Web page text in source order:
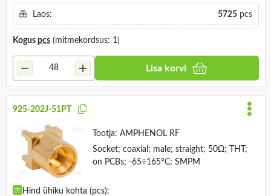
Laos: 5725pcs
Kogus pcs(mitmekordsus: 1)
Lisa korvi
925-202J-51PT
Tootja: AMPHENOL RF
Socket; coaxial; male; straight; 50Ω; THT;
on PCBs; -65÷165°C; SMPM
Hind ühiku kohta (pcs):